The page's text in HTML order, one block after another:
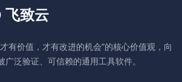
飞致云
有价值，才有改进的机会”的核心价值观，向
泛验证、可信赖的通用工具软件。